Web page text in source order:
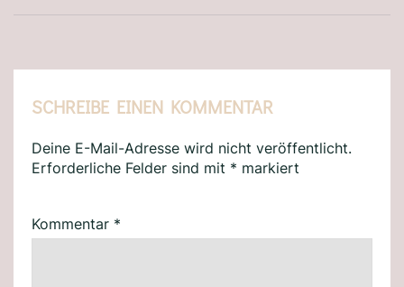
SCHREIBE EINEN KOMMENTAR
Deine E-Mail-Adresse wird nicht veröffentlicht.
Erforderliche Felder sind mit * markiert
Kommentar *